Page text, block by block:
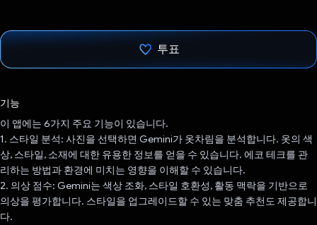
투표
기능
이 앱에는 6가지 주요 기능이 있습니다.
1. 스타일 분석: 사진을 선택하면 Gemini가 옷차림을 분석합니다. 옷의 색
상, 스타일, 소재에 대한 유용한 정보를 얻을 수 있습니다. 에코 테크를 관
리하는 방법과 환경에 미치는 영향을 이해할 수 있습니다.
2. 의상 점수: Gemini는 색상 조화, 스타일 호환성, 활동 맥락을 기반으로
의상을 평가합니다. 스타일을 업그레이드할 수 있는 맞춤 추천도 제공합니
다.